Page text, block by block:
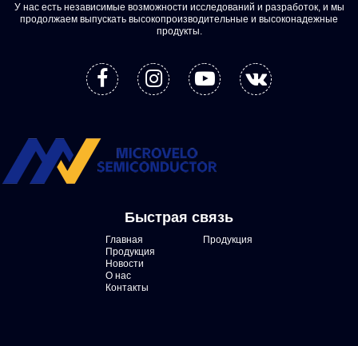
У нас есть независимые возможности исследований и разработок, и мы
продолжаем выпускать высокопроизводительные и высоконадежные
продукты.
Быстрая связь
Главная
Продукция
Новости
О нас
Контакты
Продукция